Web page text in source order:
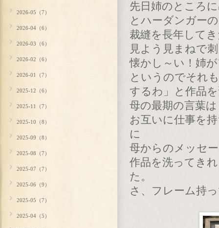
先日姉のところ
とハーダンガー
裁縫を長年して
見よう見まねで
懐かし～い！姉
というのでそれ
するわ」と作品
母の最期の言葉
お互いに仕事を
に
母からのメッセ
作品を洗ってき
た。
さ、フレーム持
2026-05（7）
2026-04（6）
2026-03（6）
2026-02（6）
2026-01（7）
2025-12（6）
2025-11（7）
2025-10（8）
2025-09（8）
2025-08（7）
2025-07（7）
2025-06（9）
2025-05（7）
2025-04（5）